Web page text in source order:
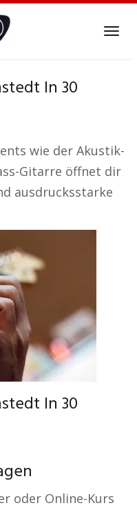
In 30
wie der Akustik-
Gitarre öffnet dir
ausdrucksstarke
In 30
oder Online-Kurs